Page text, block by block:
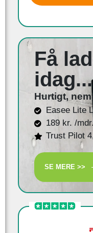
Få
idag...
Hurtigt,
Easee Lite
189 kr. /
Trust Pilot
SE MERE >>